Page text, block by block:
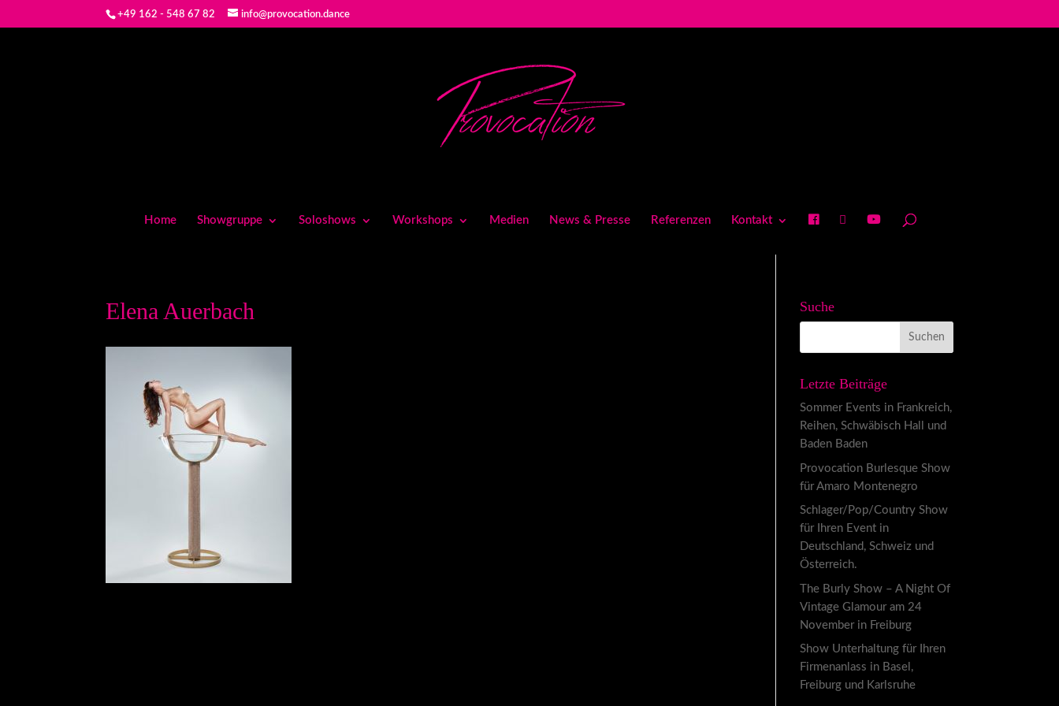
+49 162 - 548 67 82 info@provocation.dance
Home Showgruppe Soloshows Workshops Medien News & Presse Referenzen Kontakt
Elena Auerbach Suche
Letzte Beiträge
Sommer Events in Frankreich,
Reihen, Schwäbisch Hall und
Baden Baden
Provocation Burlesque Show
für Amaro Montenegro
Schlager/Pop/Country Show
für Ihren Event in
Deutschland, Schweiz und
Österreich.
The Burly Show – A Night Of
Vintage Glamour am 24
November in Freiburg
Show Unterhaltung für Ihren
Firmenanlass in Basel,
Freiburg und Karlsruhe